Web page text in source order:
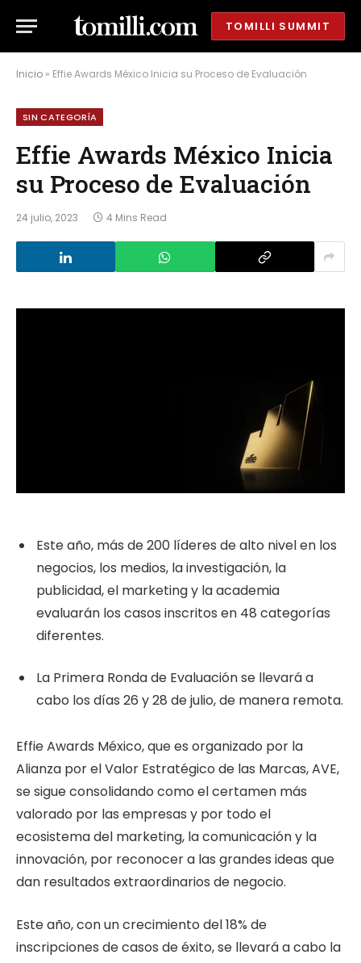
TOMILLI SUMMIT
Inicio » Effie Awards México Inicia su Proceso de Evaluación
SIN CATEGORÍA
Effie Awards México Inicia
su Proceso de Evaluación
24 julio, 2023 4 Mins Read
Este año, más de 200 líderes de alto nivel en los
negocios, los medios, la investigación, la
publicidad, el marketing y la academia
evaluarán los casos inscritos en 48 categorías
diferentes.
La Primera Ronda de Evaluación se llevará a
cabo los días 26 y 28 de julio, de manera remota.
Effie Awards México, que es organizado por la
Alianza por el Valor Estratégico de las Marcas, AVE,
se sigue consolidando como el certamen más
valorado por las empresas y por todo el
ecosistema del marketing, la comunicación y la
innovación, por reconocer a las grandes ideas que
dan resultados extraordinarios de negocio.
Este año, con un crecimiento del 18% de
inscripciones de casos de éxito, se llevará a cabo la